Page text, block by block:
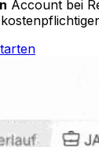
Account bei